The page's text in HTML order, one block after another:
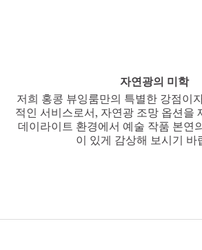
자연광의 미학
저희 홍콩 뷰잉룸만의 특별한 강점이
적인 서비스로서, 자연광 조망 옵션을
데이라이트 환경에서 예술 작품 본연
이 있게 감상해 보시기 바